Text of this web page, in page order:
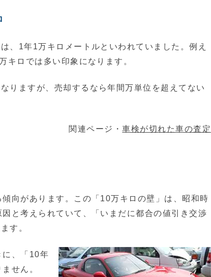
、1年1万キロメートルといわれていました。例え
キロでは多い印象になります。
りますが、売却するなら年間万単位を超えてない
関連ページ・車検が切れた車の査定
向があります。この「10万キロの壁」は、昭和時
と考えられていて、「いまだに都合の値引き交渉
す。
に、「10年
せん。